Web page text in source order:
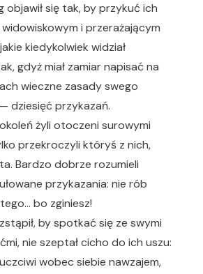
objawił się tak, by przykuć ich
i przerażającym
kiedykolwiek widział
gdyż miał zamiar napisać na
wieczne zasady swego
dziesięć przykazań.
żyli otoczeni surowymi
przekroczyli któryś z nich,
Bardzo dobrze rozumieli
przykazania: nie rób
bo zginiesz!
by spotkać się ze swymi
nie szeptał cicho do ich uszu:
wobec siebie nawzajem,